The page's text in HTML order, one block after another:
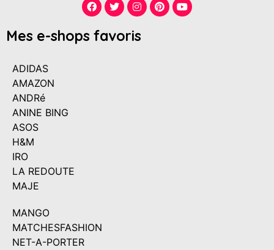
Mes e-shops favoris
ADIDAS
AMAZON
ANDRé
ANINE BING
ASOS
H&M
IRO
LA REDOUTE
MAJE
MANGO
MATCHESFASHION
NET-A-PORTER